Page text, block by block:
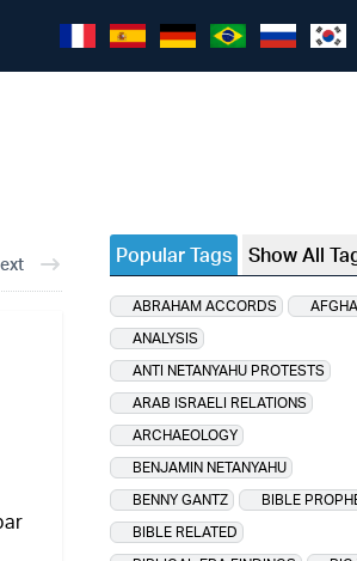
Popular Tags Show All
ABRAHAM ACCORDS
ANALYSIS
ANTI NETANYAHU PROTESTS
ARAB ISRAELI RELATIONS
ARCHAEOLOGY
BENJAMIN NETANYAHU
BENNY GANTZ
BIBLE
BIBLE RELATED